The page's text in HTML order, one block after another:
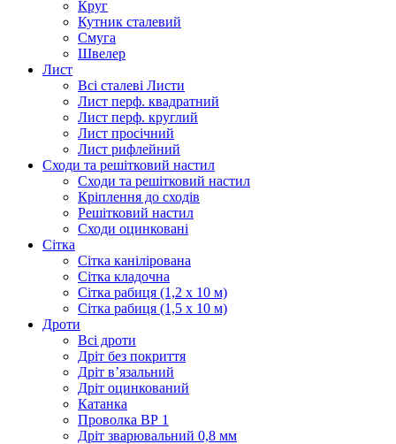
Круг
Кутник сталевий
Смуга
Швелер
Лист
Всі сталеві Листи
Лист перф. квадратний
Лист перф. круглий
Лист просічний
Лист рифлейний
Сходи та решітковий настил
Сходи та решітковий настил
Кріплення до сходів
Решітковий настил
Сходи оцинковані
Сітка
Сітка канілірована
Сітка кладочна
Сітка рабиця (1,2 x 10 м)
Сітка рабиця (1,5 x 10 м)
Дроти
Всі дроти
Дріт без покриття
Дріт в’язальний
Дріт оцинкований
Катанка
Проволка ВР 1
Дріт зварювальний 0,8 мм